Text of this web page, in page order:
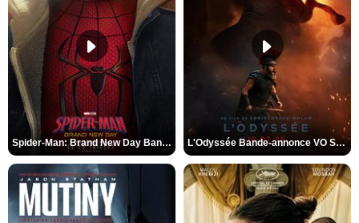
Spider-Man: Brand New Day Bande-annonce VO STFR L'Odyssée Bande-annonce VO STFR